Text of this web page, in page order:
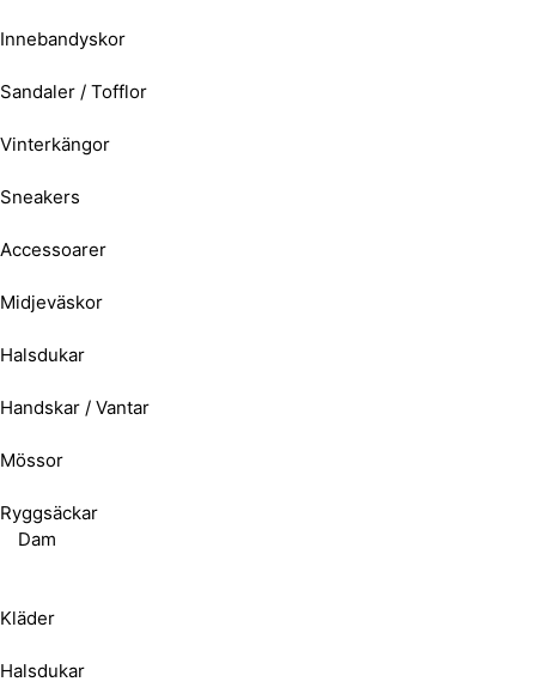
Innebandyskor
Sandaler / Tofflor
Vinterkängor
Sneakers
Accessoarer
Midjeväskor
Halsdukar
Handskar / Vantar
Mössor
Ryggsäckar
Dam
Kläder
Halsdukar